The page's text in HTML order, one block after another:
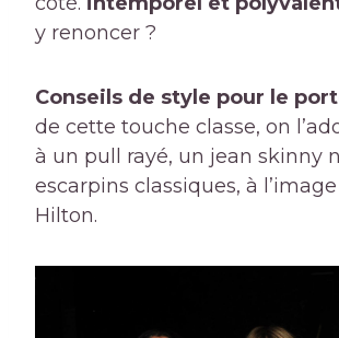
y renoncer ?
Conseils de style pour le
de cette touche classe, on
à un pull rayé, un jean skinny
escarpins classiques, à
Hilton.